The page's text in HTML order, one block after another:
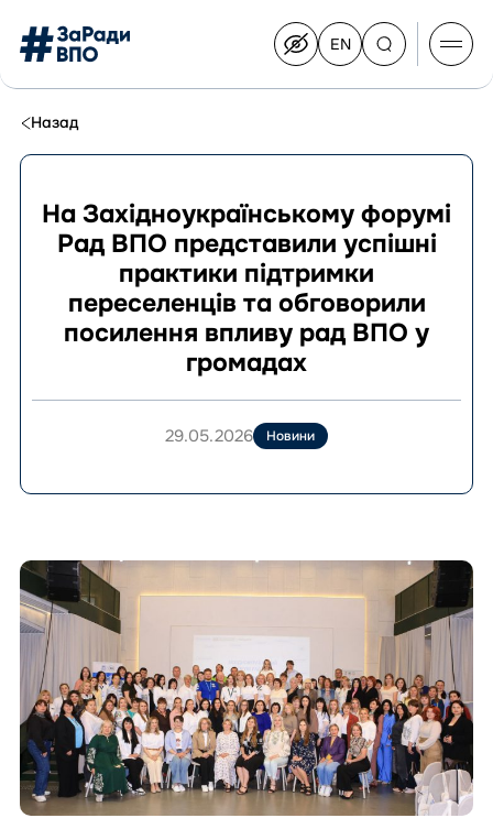
Switch
English
EN
Про Конгрес
Склад Конгресу
Приєднатися до Конгресу
Новини
Назад
На Західноукраїнському форумі
Рад ВПО представили успішні
практики підтримки
переселенців та обговорили
посилення впливу рад ВПО у
громадах
29.05.2026 Новини